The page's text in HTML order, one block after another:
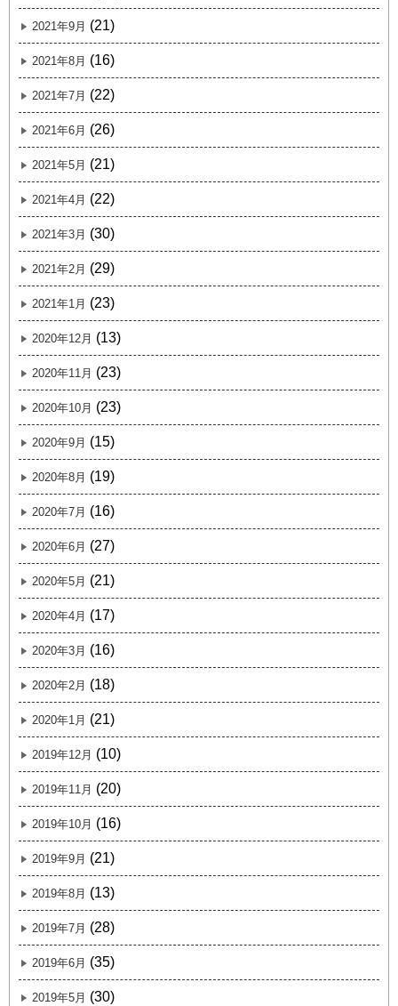
2021年9月 (21)
2021年8月 (16)
2021年7月 (22)
2021年6月 (26)
2021年5月 (21)
2021年4月 (22)
2021年3月 (30)
2021年2月 (29)
2021年1月 (23)
2020年12月 (13)
2020年11月 (23)
2020年10月 (23)
2020年9月 (15)
2020年8月 (19)
2020年7月 (16)
2020年6月 (27)
2020年5月 (21)
2020年4月 (17)
2020年3月 (16)
2020年2月 (18)
2020年1月 (21)
2019年12月 (10)
2019年11月 (20)
2019年10月 (16)
2019年9月 (21)
2019年8月 (13)
2019年7月 (28)
2019年6月 (35)
2019年5月 (30)